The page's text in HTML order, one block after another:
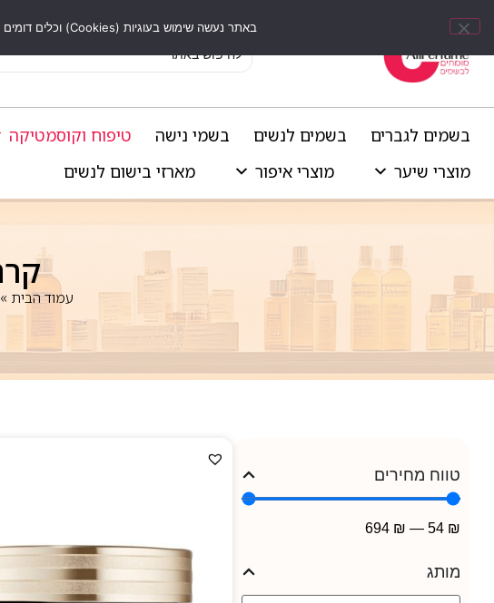
בשמים לגברים בשמים לנשים בשמי נישה
טיפוח וקוסמטיקה
מוצרי שיער
מוצרי איפור מארזי בישום לנשים
עמוד הבית »
טווח מחירים
₪
54
—
₪
694
מותג
באתר נעשה שימוש בעוגיות (Cookies) וכלים דומים לשיפור חוויית הגלישה, התאמת תוכן אישי וביצוע ניתוחים סטטיסטיים.